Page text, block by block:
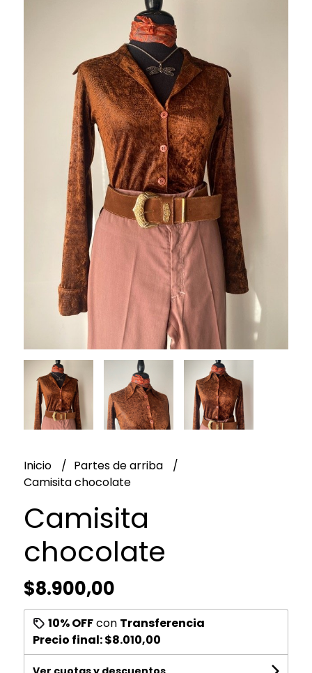
Inicio
Partes de arriba
Camisita chocolate
Camisita
chocolate
$8.900,00
10% OFFcon Transferencia
Precio final:$8.010,00